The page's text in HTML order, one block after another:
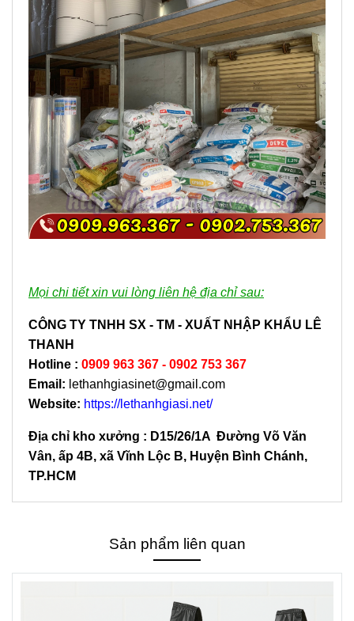
Mọi chi tiết xin vui lòng liên hệ địa chỉ sau:
CÔNG TY TNHH SX - TM - XUẤT NHẬP KHẨU LÊ
THANH
Hotline : 0909 963 367 - 0902 753 367
Email: lethanhgiasinet@gmail.com
Website: https://lethanhgiasi.net/
Địa chỉ kho xưởng : D15/26/1A Đường Võ Văn
Vân, ấp 4B, xã Vĩnh Lộc B, Huyện Bình Chánh,
TP.HCM
Sản phẩm liên quan